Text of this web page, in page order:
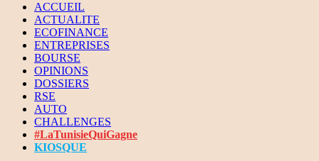
ACCUEIL
ACTUALITE
ECOFINANCE
ENTREPRISES
BOURSE
OPINIONS
DOSSIERS
RSE
AUTO
CHALLENGES
#LaTunisieQuiGagne
KIOSQUE